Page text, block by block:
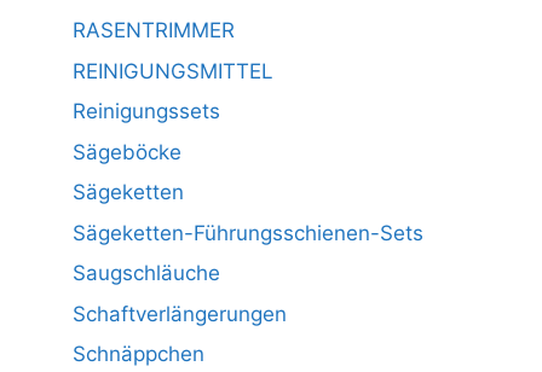
RASENTRIMMER
REINIGUNGSMITTEL
Reinigungssets
Sägeböcke
Sägeketten
Sägeketten-Führungsschienen-Sets
Saugschläuche
Schaftverlängerungen
Schnäppchen